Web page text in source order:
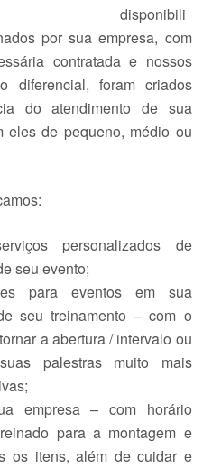
disponibili
por sua empresa, com
contratada e nossos
diferencial, foram criados
do atendimento de sua
eles de pequeno, médio ou
personalizados de
seu evento;
para eventos em sua
seu treinamento – com o
a abertura / intervalo ou
palestras muito mais
empresa – com horário
para a montagem e
os itens, além de cuidar e